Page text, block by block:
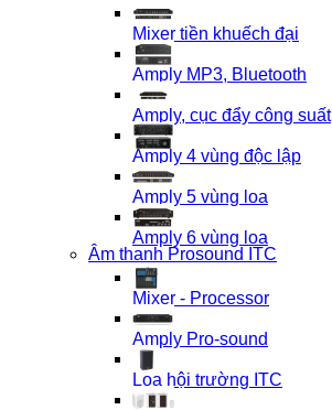
Mixer tiền khuếch đại
Amply MP3, Bluetooth
Amply, cục đẩy công suất
Amply 4 vùng độc lập
Amply 5 vùng loa
Amply 6 vùng loa
Âm thanh Prosound ITC
Mixer - Processor
Amply Pro-sound
Loa hội trường ITC